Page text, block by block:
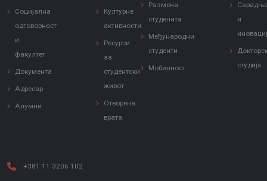
Социјална
одговорност
и
факултет
Документа
Адресар
Алумни
Културне
активности
Ресурси
за
студентски
живот
Отворена
врата
Размена
студената
Међународни
студенти
Мобилност
и
студије
+381 11 3206 102